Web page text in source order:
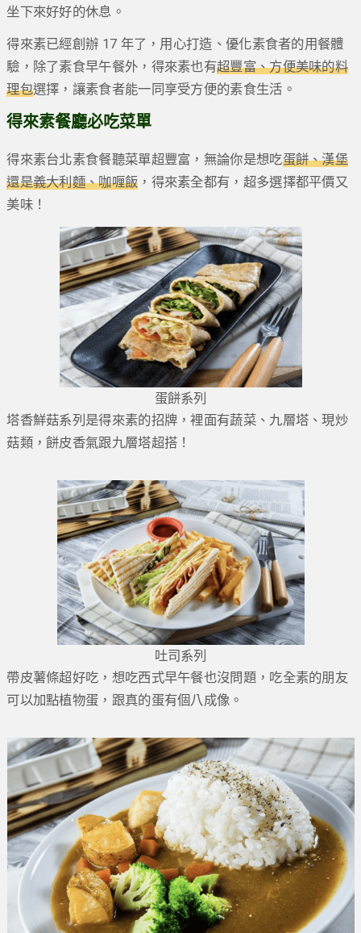
坐下來好好的休息。
得來素已經創辦 17 年了，用心打造、優化素食者的用餐體
驗，除了素食早午餐外，得來素也有超豐富、方便美味的料
理包選擇，讓素食者能一同享受方便的素食生活。
得來素餐廳必吃菜單
得來素台北素食餐聽菜單超豐富，無論你是想吃蛋餅、漢堡
還是義大利麵、咖喱飯 ，得來素全都有，超多選擇都平價又
美味！
蛋餅系列
塔香鮮菇系列是得來素的招牌，裡面有蔬菜、九層塔、現炒
菇類，餅皮香氣跟九層塔超搭！
吐司系列
帶皮薯條超好吃，想吃西式早午餐也沒問題，吃全素的朋友
可以加點植物蛋，跟真的蛋有個八成像。